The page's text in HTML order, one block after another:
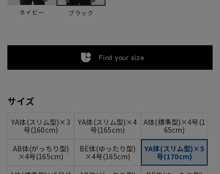
ネイビー ブラック
Find your size
サイズ
YA体(スリム型)×3
号(160cm)
YA体(スリム型)×4
号(165cm)
A体(標準型)×4号(1
65cm)
AB体(がっちり型)
×4号(165cm)
BE体(ゆったり型)
×4号(165cm)
YA体(スリム型)×5
号(170cm)